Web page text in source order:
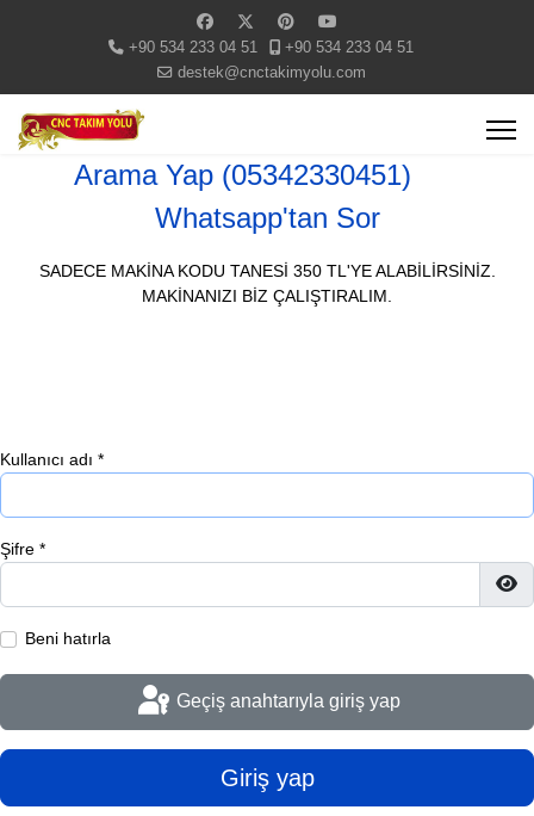
+90 534 233 04 51
+90 534 233 04 51
destek@cnctakimyolu.com
Arama Yap (05342330451)
Whatsapp'tan Sor
SADECE MAKİNA KODU TANESİ 350 TL'YE ALABİLİRSİNİZ.
MAKİNANIZI BİZ ÇALIŞTIRALIM.
Kullanıcı adı *
Şifre *
Beni hatırla
Geçiş anahtarıyla giriş yap
Giriş yap